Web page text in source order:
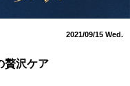
2021/09/15 Wed.
贅沢ケア